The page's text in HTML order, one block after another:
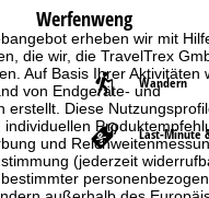
erheben wir mit
die wir, die TravelTrex
Auf Basis Ihrer Aktivitäten
von Endgeräte- und
erstellt. Diese
und
(jederzeit
Werfenweng
Wandern
Last-Minute